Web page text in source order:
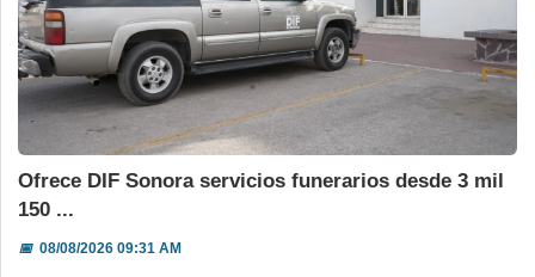
Ofrece DIF Sonora servicios funerarios desde 3 mil
150 ...
📅08/08/2026 09:31 AM